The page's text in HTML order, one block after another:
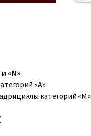
«M»
«A»
категорий «M»